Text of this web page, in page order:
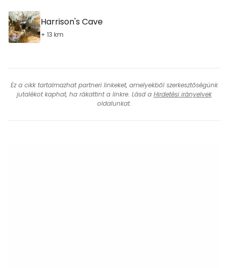
Harrison's Cave
+ 13 km
Ez a cikk tartalmazhat partneri linkeket, amelyekből szerkesztőségünk
jutalékot kaphat, ha rákattint a linkre. Lásd a Hirdetési irányelvek
oldalunkat.